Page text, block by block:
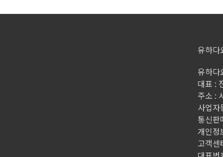
유하다
유하다
대표 :
주소 :
사업
통신
개인정
고객